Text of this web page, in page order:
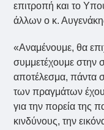
επιτροπή και το
άλλων ο κ.
«Αναμένουμε, θα
συμμετέχουμε στην
αποτέλεσμα, πάντα
των πραγμάτων
για την πορεία της
κινδύνους, την